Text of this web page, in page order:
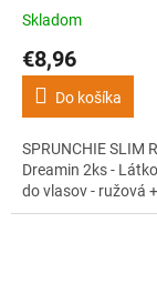
- ružová + farebná
Skladom
€8,96
Do košíka
SPRUNCHIE SLIM
Dreamin 2ks -
do vlasov - ružová